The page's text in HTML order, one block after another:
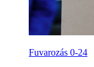
Fuvarozás 0-24